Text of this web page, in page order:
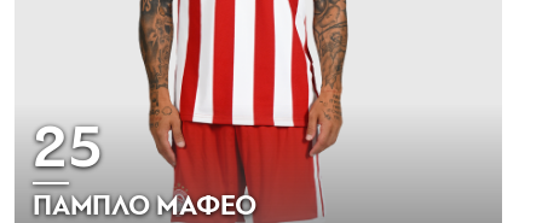
25
ΠΑΜΠΛΟ ΜΑΦΕΟ